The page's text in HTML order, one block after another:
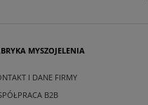
MYSZOJELENIA
I DANE FIRMY
B2B